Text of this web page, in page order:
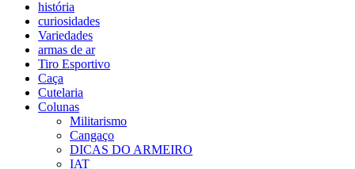
história
curiosidades
Variedades
armas de ar
Tiro Esportivo
Caça
Cutelaria
Colunas
Militarismo
Cangaço
DICAS DO ARMEIRO
IAT